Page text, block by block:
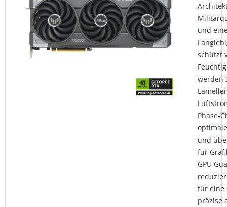
und
schützt
werden
Phase-
und
für
GPU
für eine
präzise